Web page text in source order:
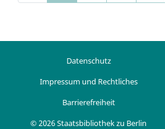
Datenschutz
Impressum und Rechtliches
Barrierefreiheit
© 2026 Staatsbibliothek zu Berlin